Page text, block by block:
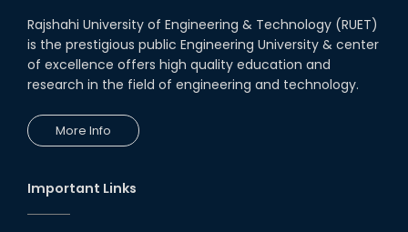
Rajshahi University of Engineering & Technology (RUET)
is the prestigious public Engineering University & center
of excellence offers high quality education and
research in the field of engineering and technology.
More Info
Important Links